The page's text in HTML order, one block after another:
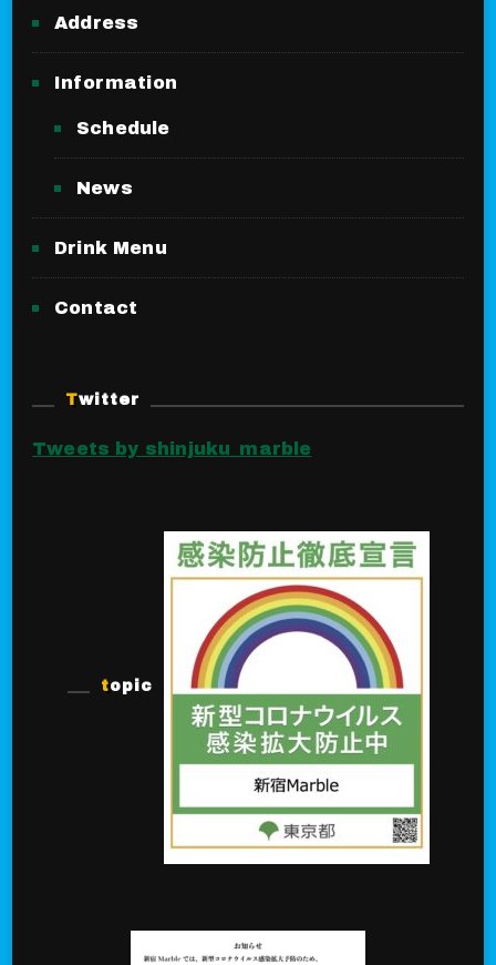
Address
Information
Schedule
News
Drink Menu
Contact
Twitter
Tweets by shinjuku_marble
topic